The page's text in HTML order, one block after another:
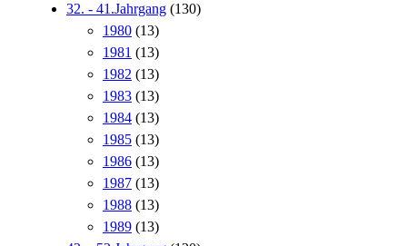
32. - 41.Jahrgang (130)
1980 (13)
1981 (13)
1982 (13)
1983 (13)
1984 (13)
1985 (13)
1986 (13)
1987 (13)
1988 (13)
1989 (13)